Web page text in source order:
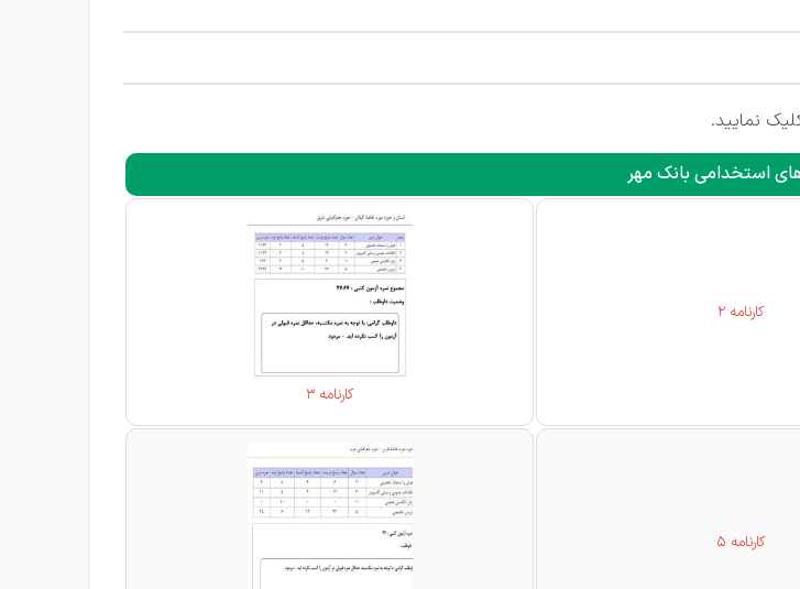
نمایید.
استخدامی بانک مهر
کارنامه 2
کارنامه 3
کارنامه 5